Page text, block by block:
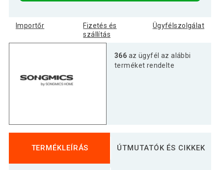
Importőr
Fizetés és
szállítás
Ügyfélszolgálat
366 az ügyfél az alábbi
terméket rendelte
TERMÉKLEÍRÁS ÚTMUTATÓK ÉS CIKKEK